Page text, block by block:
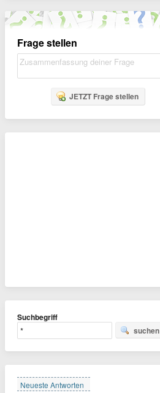
Frage stellen
JETZT Frage stellen
Suchbegriff
suchen
Neueste Antworten